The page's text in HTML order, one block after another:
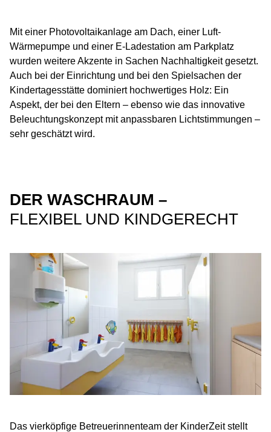
Mit einer Photovoltaikanlage am Dach, einer Luft-
Wärmepumpe und einer E-Ladestation am Parkplatz
wurden weitere Akzente in Sachen Nachhaltigkeit gesetzt.
Auch bei der Einrichtung und bei den Spielsachen der
Kindertagesstätte dominiert hochwertiges Holz: Ein
Aspekt, der bei den Eltern – ebenso wie das innovative
Beleuchtungskonzept mit anpassbaren Lichtstimmungen –
sehr geschätzt wird.
DER WASCHRAUM –
FLEXIBEL UND KINDGERECHT
Das vierköpfige Betreuerinnenteam der KinderZeit stellt